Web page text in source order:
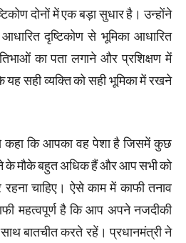
दोनों में एक बड़ा सुधार है। उन्होंने
दृष्टिकोण से भूमिका आधारित
का पता लगाने और प्रशिक्षण में
यह सही व्यक्ति को सही भूमिका में रखने
कहा कि आपका वह पेशा है जिसमें कुछ
के मौके बहुत अधिक हैं और आप सभी को
चाहिए। ऐसे काम में काफी तनाव
महत्वपूर्ण है कि आप अपने नजदीकी
बातचीत करते रहें। प्रधानमंत्री ने